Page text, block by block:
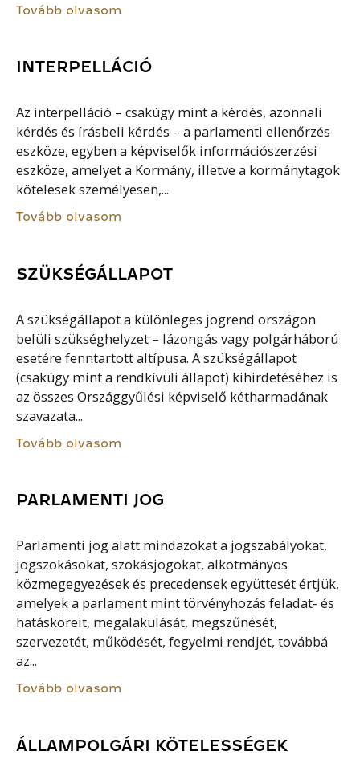
Tovább olvasom
INTERPELLÁCIÓ
Az interpelláció – csakúgy mint a kérdés, azonnali
kérdés és írásbeli kérdés – a parlamenti ellenőrzés
eszköze, egyben a képviselők információszerzési
eszköze, amelyet a Kormány, illetve a kormánytagok
kötelesek személyesen,...
Tovább olvasom
SZÜKSÉGÁLLAPOT
A szükségállapot a különleges jogrend országon
belüli szükséghelyzet – lázongás vagy polgárháború
esetére fenntartott altípusa. A szükségállapot
(csakúgy mint a rendkívüli állapot) kihirdetéséhez is
az összes Országgyűlési képviselő kétharmadának
szavazata...
Tovább olvasom
PARLAMENTI JOG
Parlamenti jog alatt mindazokat a jogszabályokat,
jogszokásokat, szokásjogokat, alkotmányos
közmegegyezések és precedensek együttesét értjük,
amelyek a parlament mint törvényhozás feladat- és
hatásköreit, megalakulását, megszűnését,
szervezetét, működését, fegyelmi rendjét, továbbá
az...
Tovább olvasom
ÁLLAMPOLGÁRI KÖTELESSÉGEK